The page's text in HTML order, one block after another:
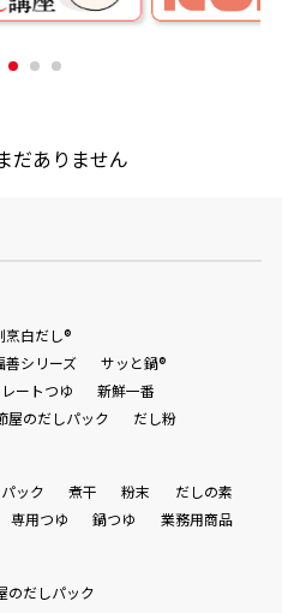
だありません
烹白だし®
善シリーズ
サッと鍋®
ートつゆ
新鮮一番
屋のだしパック だし粉
ック 煮干 粉末
だしの素
専用つゆ 鍋つゆ 業務用商品
のだしパック